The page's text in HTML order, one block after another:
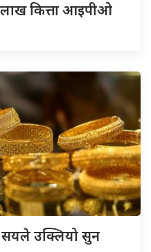
लाख कित्ता आइपीओ
सयले उक्लियो सुन